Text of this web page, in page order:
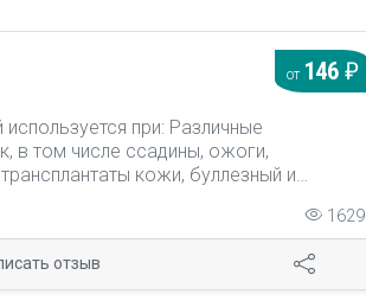
при: Различные
в том числе ссадины, ожоги,
кожи, буллезный и
от 146
1629
отзыв